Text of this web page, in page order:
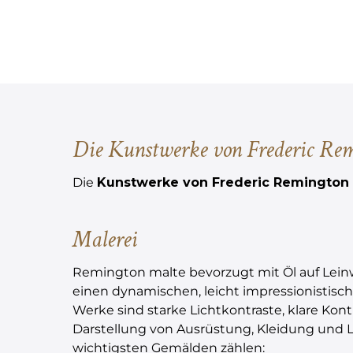
Die Kunstwerke von Frederic
Die Kunstwerke von Frederic Remington
Malerei
Remington malte bevorzugt mit Öl auf
einen dynamischen, leicht
Werke sind starke Lichtkontraste, klare
Darstellung von Ausrüstung, Kleidung und
wichtigsten Gemälden zählen: